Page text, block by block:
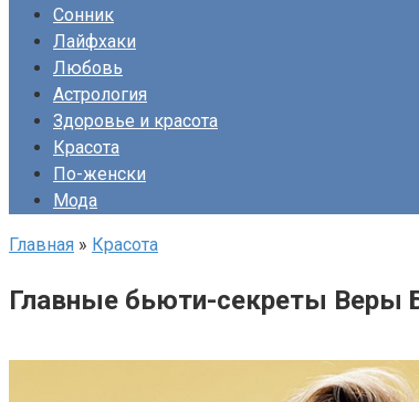
Сонник
Лайфхаки
Любовь
Астрология
Здоровье и красота
Красота
По-женски
Мода
Главная » Красота
Главные бьюти-секреты Веры